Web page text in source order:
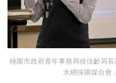
桃園市政府青年事務局侯佳齡局
永續採購媒合會